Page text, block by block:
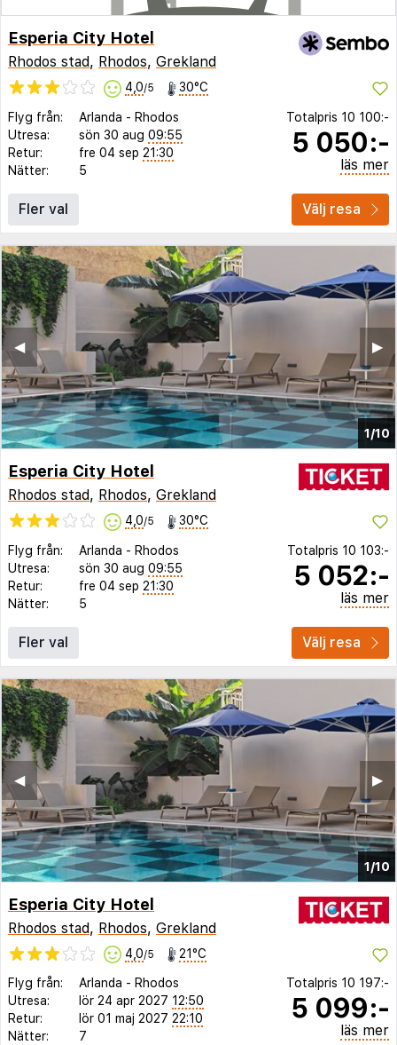
Esperia City Hotel
Rhodos stad, Rhodos, Grekland
4,0/5 30°C
Flyg från: Arlanda - Rhodos
Utresa:
sön 30 aug 09:55
Retur:
fre 04 sep 21:30
Nätter:
5
Totalpris 10 100:-
5 050:-
läs mer
Fler val Välj resa
1/10
▶︎
◀︎
Esperia City Hotel
Rhodos stad, Rhodos, Grekland
4,0/5 30°C
Flyg från: Arlanda - Rhodos
Utresa:
sön 30 aug 09:55
Retur:
fre 04 sep 21:30
Nätter:
5
Totalpris 10 103:-
5 052:-
läs mer
Fler val Välj resa
1/10
▶︎
◀︎
Esperia City Hotel
Rhodos stad, Rhodos, Grekland
4,0/5 21°C
Flyg från: Arlanda - Rhodos
Utresa:
lör 24 apr 2027 12:50
Retur:
lör 01 maj 2027 22:10
Nätter:
7
Totalpris 10 197:-
5 099:-
läs mer